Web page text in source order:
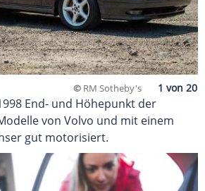
© RM Sotheby's
End- und Höhepunkt der
von Volvo und mit einem
gut motorisiert.